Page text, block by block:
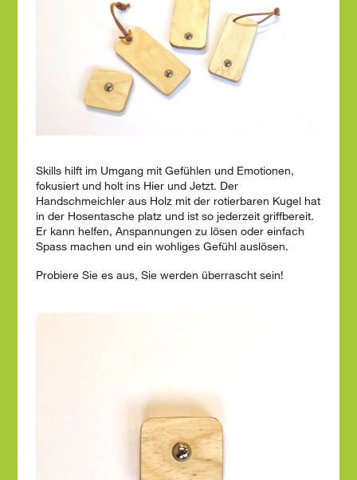
Skills hilft im Umgang mit Gefühlen und Emotionen,
fokusiert und holt ins Hier und Jetzt. Der
Handschmeichler aus Holz mit der rotierbaren Kugel hat
in der Hosentasche platz und ist so jederzeit griffbereit.
Er kann helfen, Anspannungen zu lösen oder einfach
Spass machen und ein wohliges Gefühl auslösen.
Probiere Sie es aus, Sie werden überrascht sein!